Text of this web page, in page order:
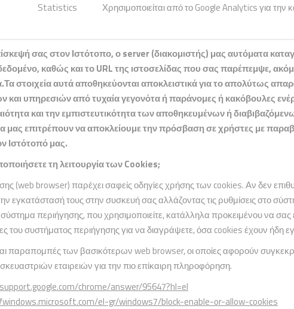
Statistics Χρησιμοποιείται από το Google Analytics για
σας στον Ιστότοπο, ο server (διακομιστής) μας αυτόματα
καθώς και το URL της ιστοσελίδας που σας παρέπεμψε,
στοιχεία αυτά αποθηκεύονται αποκλειστικά για το απολύτως
υπηρεσιών από τυχαία γεγονότα ή παράνομες ή κακόβουλες
και την εμπιστευτικότητα των αποθηκευμένων ή
μας επιτρέπουν να αποκλείουμε την πρόσβαση σε χρήστες με
Ιστότοπό μας.
τη λειτουργία τωνCookies;
(web browser) παρέχει σαφείς οδηγίες χρήσης των cookies. Αν δεν
εγκατάστασή τους στην συσκευή σας αλλάζοντας τις ρυθμίσεις στο
σύστημα περιήγησης, που χρησιμοποιείτε, κατάλληλα προκειμένου να
του συστήματος περιήγησης για να διαγράψετε, όσα cookies έχουν ήδη
παραπομπές των βασικότερων web browser, οι οποίες αφορούν
εταιρειών για την πιο επίκαιρη πληροφόρηση.
chrome/answer/95647?hl=el
el-gr/windows7/block-enable-or-allow-cookies